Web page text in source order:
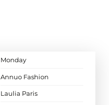
Monday
Annuo Fashion
Laulia Paris